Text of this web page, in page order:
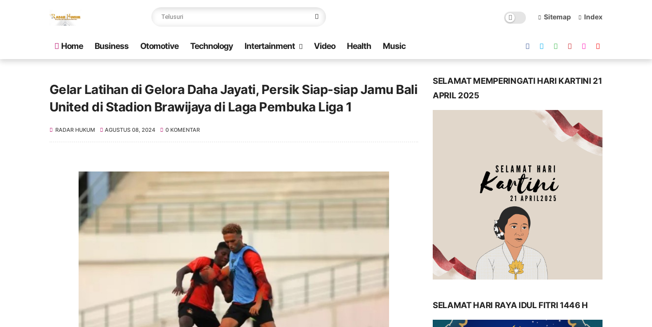
Sitemap Index
Home Business Otomotive Technology Intertainment Video Health Music
Gelar Latihan di Gelora Daha Jayati, Persik Siap-siap Jamu Bali
United di Stadion Brawijaya di Laga Pembuka Liga 1
RADAR HUKUM AGUSTUS 08, 2024 0 KOMENTAR
SELAMAT MEMPERINGATI HARI KARTINI 21
APRIL 2025
SELAMAT HARI RAYA IDUL FITRI 1446 H